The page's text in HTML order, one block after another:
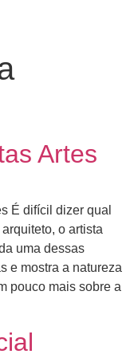
Artes
É difícil dizer qual
o artista
uma dessas
e mostra a natureza
pouco mais sobre a